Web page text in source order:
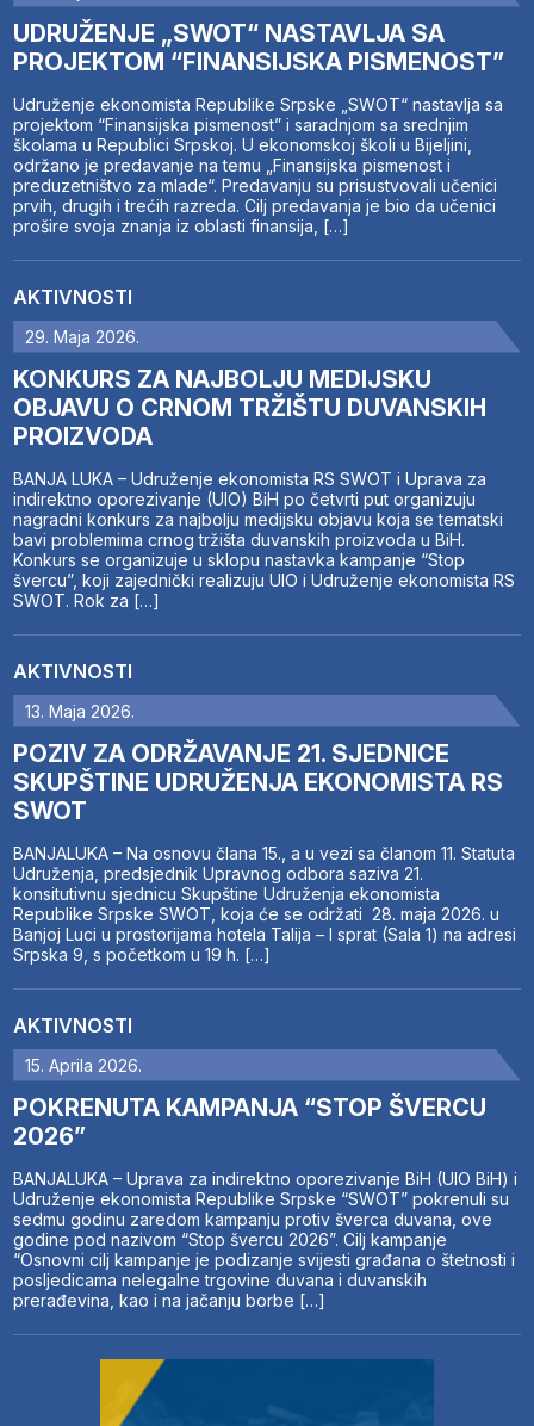
UDRUŽENJE „SWOT“ NASTAVLJA SA
PROJEKTOM “FINANSIJSKA PISMENOST”
Udruženje ekonomista Republike Srpske „SWOT“ nastavlja sa
projektom “Finansijska pismenost” i saradnjom sa srednjim
školama u Republici Srpskoj. U ekonomskoj školi u Bijeljini,
održano je predavanje na temu „Finansijska pismenost i
preduzetništvo za mlade“. Predavanju su prisustvovali učenici
prvih, drugih i trećih razreda. Cilj predavanja je bio da učenici
prošire svoja znanja iz oblasti finansija, […]
AKTIVNOSTI
29. Maja 2026.
KONKURS ZA NAJBOLJU MEDIJSKU
OBJAVU O CRNOM TRŽIŠTU DUVANSKIH
PROIZVODA
BANJA LUKA – Udruženje ekonomista RS SWOT i Uprava za
indirektno oporezivanje (UIO) BiH po četvrti put organizuju
nagradni konkurs za najbolju medijsku objavu koja se tematski
bavi problemima crnog tržišta duvanskih proizvoda u BiH.
Konkurs se organizuje u sklopu nastavka kampanje “Stop
švercu”, koji zajednički realizuju UIO i Udruženje ekonomista RS
SWOT. Rok za […]
AKTIVNOSTI
13. Maja 2026.
POZIV ZA ODRŽAVANJE 21. SJEDNICE
SKUPŠTINE UDRUŽENJA EKONOMISTA RS
SWOT
BANJALUKA – Na osnovu člana 15., a u vezi sa članom 11. Statuta
Udruženja, predsjednik Upravnog odbora saziva 21.
konsitutivnu sjednicu Skupštine Udruženja ekonomista
Republike Srpske SWOT, koja će se održati 28. maja 2026. u
Banjoj Luci u prostorijama hotela Talija – I sprat (Sala 1) na adresi
Srpska 9, s početkom u 19 h. […]
AKTIVNOSTI
15. Aprila 2026.
POKRENUTA KAMPANJA “STOP ŠVERCU
2026”
BANJALUKA – Uprava za indirektno oporezivanje BiH (UIO BiH) i
Udruženje ekonomista Republike Srpske “SWOT” pokrenuli su
sedmu godinu zaredom kampanju protiv šverca duvana, ove
godine pod nazivom “Stop švercu 2026”. Cilj kampanje
“Osnovni cilj kampanje je podizanje svijesti građana o štetnosti i
posljedicama nelegalne trgovine duvana i duvanskih
prerađevina, kao i na jačanju borbe […]